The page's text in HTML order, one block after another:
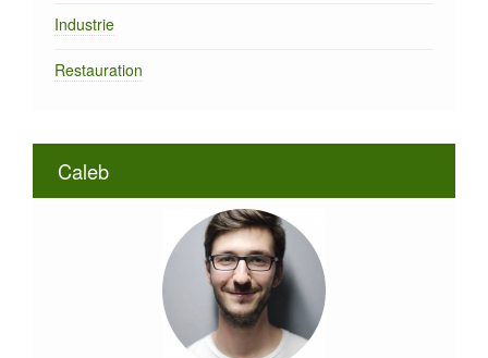
Industrie
Restauration
Caleb